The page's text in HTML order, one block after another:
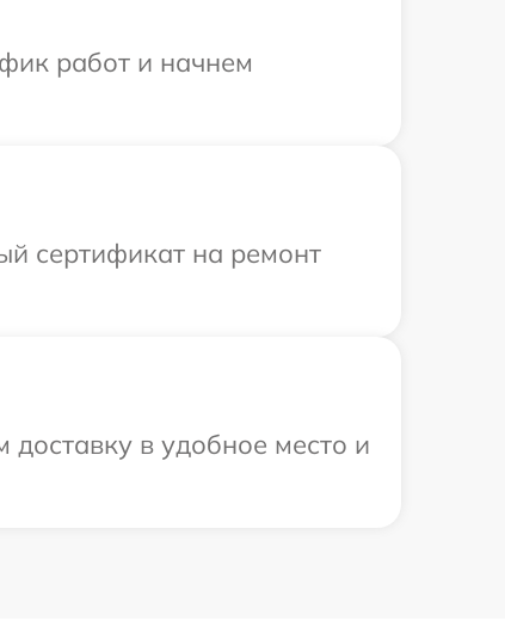
работ и начнем
сертификат на ремонт
в удобное место и